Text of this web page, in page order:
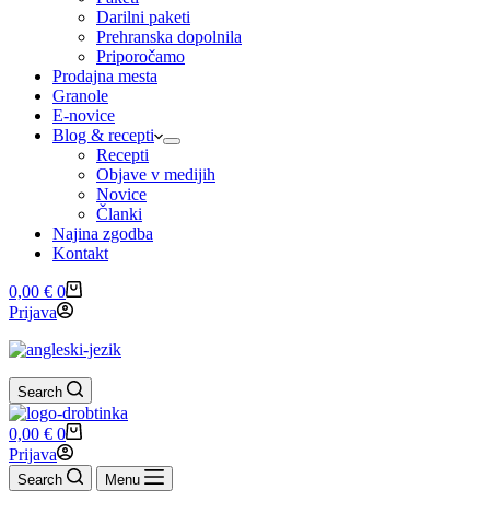
Darilni paketi
Prehranska dopolnila
Priporočamo
Prodajna mesta
Granole
E-novice
Blog & recepti
Recepti
Objave v medijih
Novice
Članki
Najina zgodba
Kontakt
Shopping
cart
0,00 € 0
Prijava
Search
Shopping
cart
0,00 € 0
Prijava
Search Menu